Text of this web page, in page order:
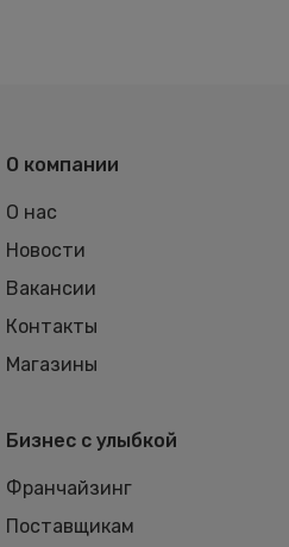
О компании
О нас
Новости
Вакансии
Контакты
Магазины
Бизнес с улыбкой
Франчайзинг
Поставщикам